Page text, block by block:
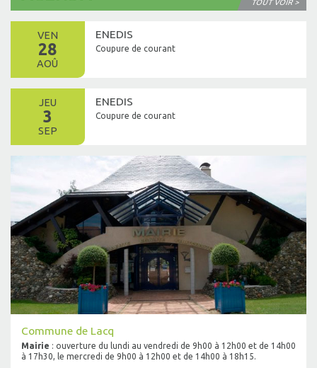
TOUT VOIR >
VEN
28
AOÛ
ENEDIS
Coupure de courant
JEU
3
SEP
ENEDIS
Coupure de courant
Commune de Lacq
Mairie : ouverture du lundi au vendredi de 9h00 à 12h00 et de 14h00
à 17h30, le mercredi de 9h00 à 12h00 et de 14h00 à 18h15.